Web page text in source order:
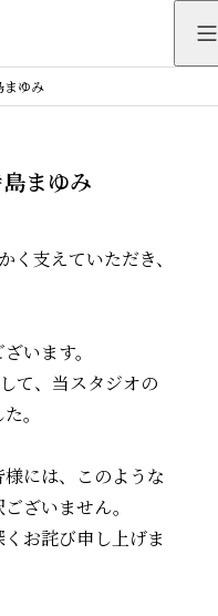
まゆみ
まゆみ
支えていただき、
います。
て、当スタジオの
。
には、このような
ざいません。
お詫び申し上げま